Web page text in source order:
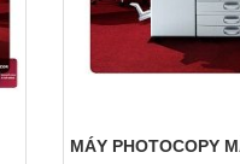
MÁY PHOTOCOPY